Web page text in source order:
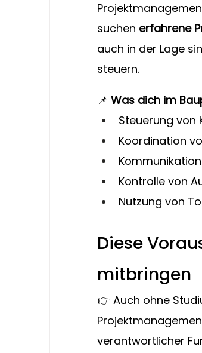
suchen erfahrene
auch in der Lage
steuern.
📌 Was dich im
Steuerung von
Koordination
Kontrolle von
Nutzung von
Diese
mitbringen
👉 Auch ohne
verantwortlicher